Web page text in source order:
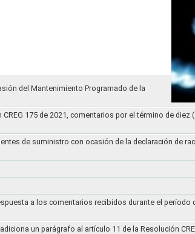
del Mantenimiento Programado de la
175 de 2021, comentarios por el término de diez
de suministro con ocasión de la declaración de
a los comentarios recibidos durante el período
un parágrafo al artículo 11 de la Resolución